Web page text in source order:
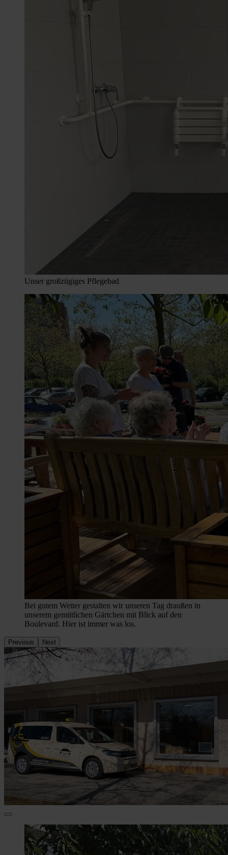
Unser großzügiges Pflegebad
Bei gutem Wetter gestalten wir unseren Tag draußen in
unserem gemütlichen Gärtchen mit Blick auf den
Boulevard. Hier ist immer was los.
Previous Next